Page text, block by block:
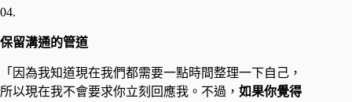
04.
保留溝通的管道
「因為我知道現在我們都需要一點時間整理一下自己，
所以現在我不會要求你立刻回應我。不過， 如果你覺得